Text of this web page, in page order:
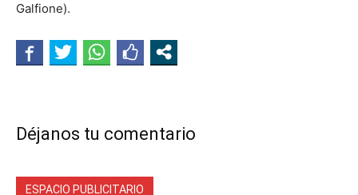
Galfione).
Déjanos tu comentario
ESPACIO PUBLICITARIO